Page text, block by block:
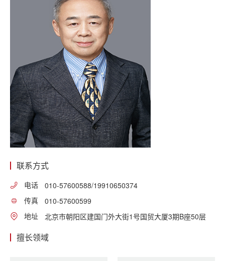
联系方式
电话
010-57600588/19910650374
传真
010-57600599
地址
北京市朝阳区建国门外大街1号国贸大厦3期B座50层
擅长领域